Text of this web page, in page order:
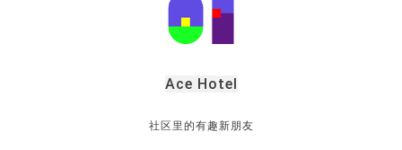
Ace Hotel
社区里的有趣新朋友